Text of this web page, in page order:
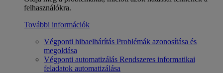
felhasználókra.
További információk
Végponti hibaelhárítás Problémák azonosítása és
megoldása
Végponti automatizálás Rendszeres informatikai
feladatok automatizálása